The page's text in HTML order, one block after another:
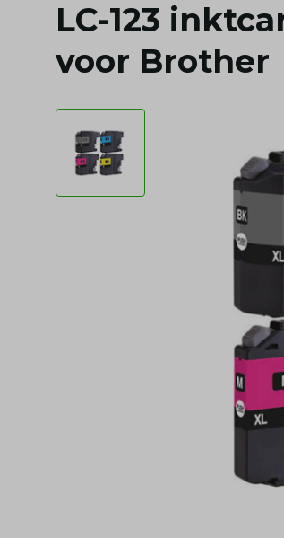
LC-123
voor Brother